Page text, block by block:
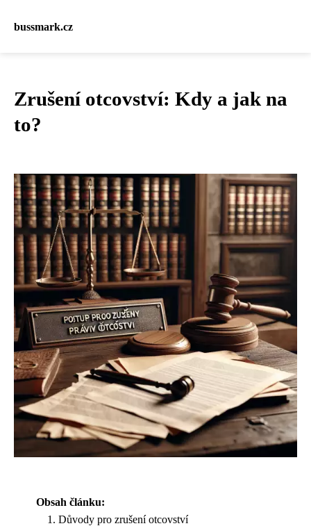
bussmark.cz
Zrušení otcovství: Kdy a jak na
to?
Obsah článku:
Důvody pro zrušení otcovství